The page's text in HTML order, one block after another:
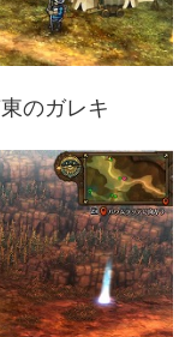
のガレキ